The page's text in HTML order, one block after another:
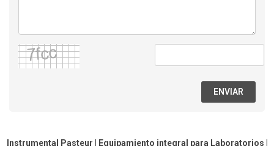
ENVIAR
Instrumental Pasteur | Equipamiento integral para Laboratorios |